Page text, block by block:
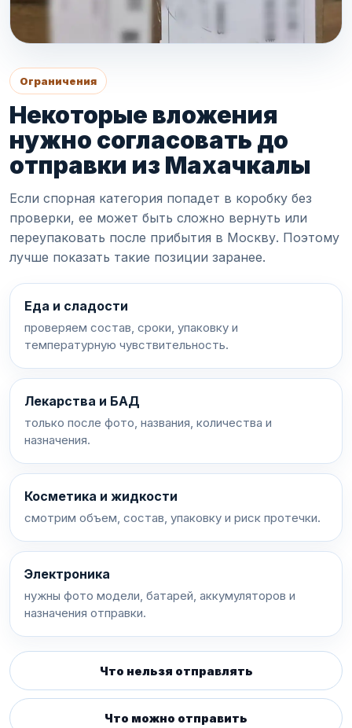
Ограничения
Некоторые вложения
нужно согласовать до
отправки из Махачкалы
Если спорная категория попадет в коробку без
проверки, ее может быть сложно вернуть или
переупаковать после прибытия в Москву. Поэтому
лучше показать такие позиции заранее.
Еда и сладости
проверяем состав, сроки, упаковку и
температурную чувствительность.
Лекарства и БАД
только после фото, названия, количества и
назначения.
Косметика и жидкости
смотрим объем, состав, упаковку и риск протечки.
Электроника
нужны фото модели, батарей, аккумуляторов и
назначения отправки.
Что нельзя отправлять
Что можно отправить